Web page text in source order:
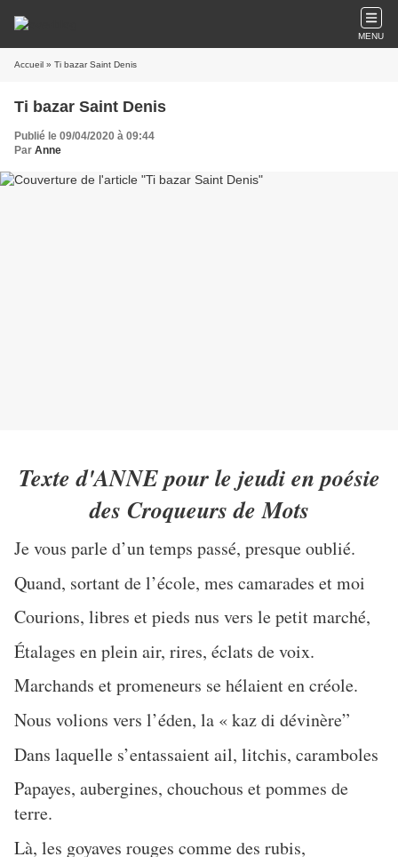
MENU
Accueil » Ti bazar Saint Denis
Ti bazar Saint Denis
Publié le 09/04/2020 à 09:44
Par Anne
Texte d'ANNE pour le jeudi en poésie
des Croqueurs de Mots
Je vous parle d’un temps passé, presque oublié.
Quand, sortant de l’école, mes camarades et moi
Courions, libres et pieds nus vers le petit marché,
Étalages en plein air, rires, éclats de voix.
Marchands et promeneurs se hélaient en créole.
Nous volions vers l’éden, la « kaz di dévinère”
Dans laquelle s’entassaient ail, litchis, caramboles
Papayes, aubergines, chouchous et pommes de
terre.
Là, les goyaves rouges comme des rubis,